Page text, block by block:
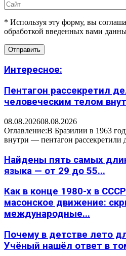
* Используя эту форму, вы
обработкой введенных вами
Интересное:
Пентагон рассекретил
человеческим телом
08.08.202608.08.2026
Оглавление:В Бразилии в 1963
внутри — пентагон рассекретили
Найдены пять самых
языка — от 29 до 55...
Как в конце 1980-х в
масонское движение:
международные...
Почему в детстве лето
Учёный нашёл ответ в